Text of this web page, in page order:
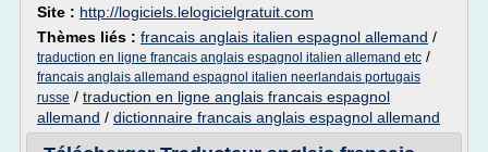
Site : http://logiciels.lelogicielgratuit.com
Thèmes liés : francais anglais italien espagnol allemand /
traduction en ligne francais anglais espagnol italien allemand etc /
francais anglais allemand espagnol italien neerlandais portugais
russe / traduction en ligne anglais francais espagnol
allemand / dictionnaire francais anglais espagnol allemand